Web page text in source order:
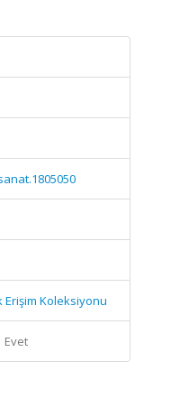
Erişim Koleksiyonu
Evet